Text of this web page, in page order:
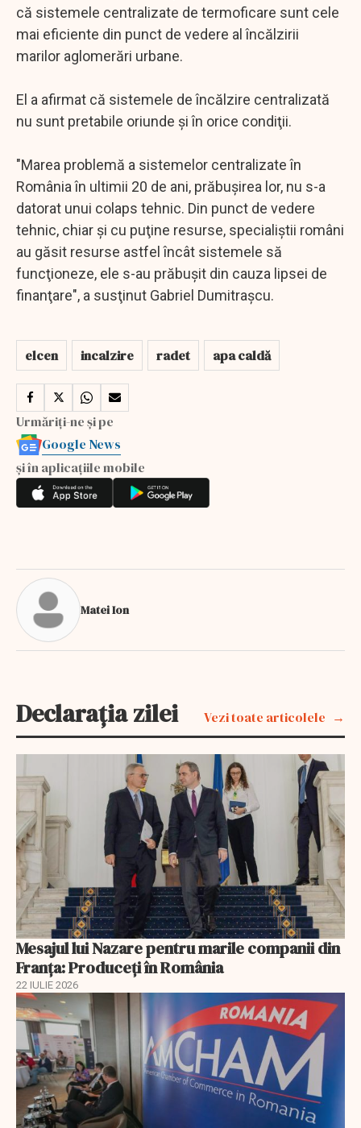
că sistemele centralizate de termoficare sunt cele
mai eficiente din punct de vedere al încălzirii
marilor aglomerări urbane.
El a afirmat că sistemele de încălzire centralizată
nu sunt pretabile oriunde şi în orice condiţii.
"Marea problemă a sistemelor centralizate în
România în ultimii 20 de ani, prăbuşirea lor, nu s-a
datorat unui colaps tehnic. Din punct de vedere
tehnic, chiar şi cu puţine resurse, specialiştii români
au găsit resurse astfel încât sistemele să
funcţioneze, ele s-au prăbuşit din cauza lipsei de
finanţare", a susţinut Gabriel Dumitraşcu.
elcen incalzire radet apa caldă
Urmăriți-ne și pe
Google News
și în aplicațiile mobile
Matei Ion
Declarația zilei Vezi toate articolele
Mesajul lui Nazare pentru marile companii din
Franța: Produceți în România
22 IULIE 2026